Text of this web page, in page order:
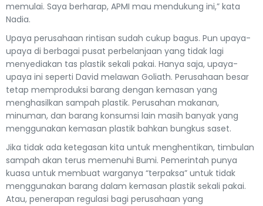
memulai. Saya berharap, APMI mau mendukung ini,” kata
Nadia.
Upaya perusahaan rintisan sudah cukup bagus. Pun upaya-
upaya di berbagai pusat perbelanjaan yang tidak lagi
menyediakan tas plastik sekali pakai. Hanya saja, upaya-
upaya ini seperti David melawan Goliath. Perusahaan besar
tetap memproduksi barang dengan kemasan yang
menghasilkan sampah plastik. Perusahan makanan,
minuman, dan barang konsumsi lain masih banyak yang
menggunakan kemasan plastik bahkan bungkus saset.
Jika tidak ada ketegasan kita untuk menghentikan, timbulan
sampah akan terus memenuhi Bumi. Pemerintah punya
kuasa untuk membuat warganya “terpaksa” untuk tidak
menggunakan barang dalam kemasan plastik sekali pakai.
Atau, penerapan regulasi bagi perusahaan yang